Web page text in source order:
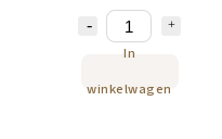
In
winkelwagen